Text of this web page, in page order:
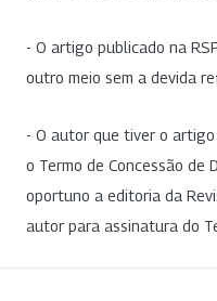
- O artigo publicado na
outro meio sem a devida
- O autor que tiver o
o Termo de Concessão de
oportuno a editoria da
autor para assinatura do